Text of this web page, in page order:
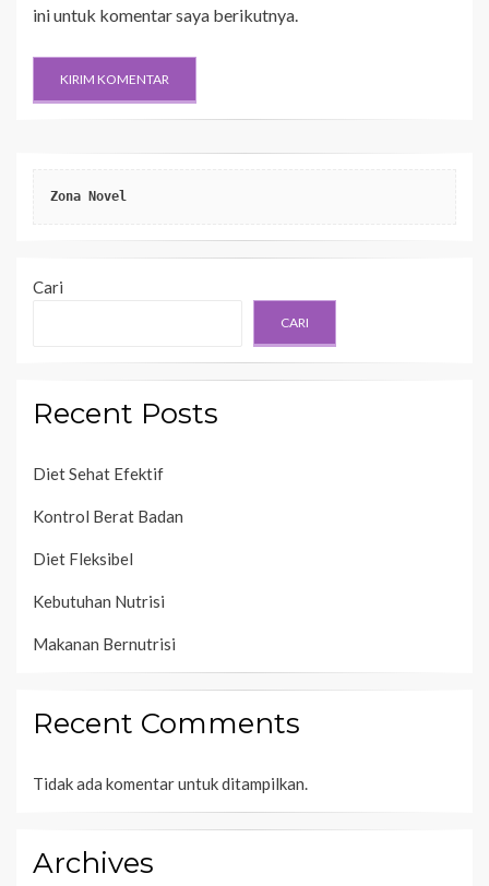
ini untuk komentar saya berikutnya.
Zona Novel
Cari
CARI
Recent Posts
Diet Sehat Efektif
Kontrol Berat Badan
Diet Fleksibel
Kebutuhan Nutrisi
Makanan Bernutrisi
Recent Comments
Tidak ada komentar untuk ditampilkan.
Archives